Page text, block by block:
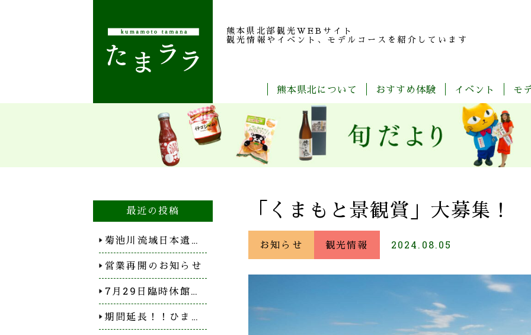
熊本県北部観光 WEBサイト
観光情報やイベント、モデルコースを紹介しています
熊本県北について
旬
だ
よ
り
品
紹
おすすめ体験
イベント
春
夏
秋 冬
モ
「くまもと景観賞」大募集！
お知らせ 観光情報 2024.08.05
最近の投稿
菊池川流域日本遺…
営業再開のお知らせ
7月29日臨時休館…
期間延長！！ひま…